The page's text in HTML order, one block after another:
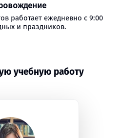
работает ежедневно с 9:00
и праздников.
учебную работу